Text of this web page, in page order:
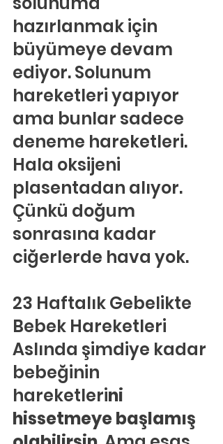
hazırlanmak için
büyümeye devam
ediyor. Solunum
hareketleri yapıyor
ama bunlar sadece
deneme hareketleri.
Hala oksijeni
plasentadan alıyor.
Çünkü doğum
sonrasına kadar
ciğerlerde hava yok.
23 Haftalık Gebelikte
Bebek Hareketleri
Aslında şimdiye kadar
bebeğinin
hareketlerini
hissetmeye başlamış